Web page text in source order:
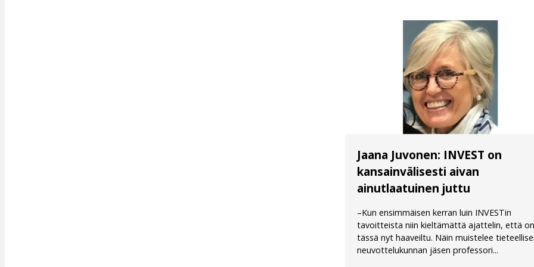
Jaana Juvonen: INVEST on
kansainvälisesti aivan
ainutlaatuinen juttu
–Kun ensimmäisen kerran luin INVESTin
tavoitteista niin kieltämättä ajattelin, että
tässä nyt haaveiltu. Näin muistelee
neuvottelukunnan jäsen professori...